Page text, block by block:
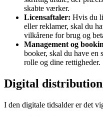
skabte værker.
Licensaftaler: Hvis du
eller reklamer, skal du
vilkårene for brug og
Management og
booker, skal du have en
rolle og dine rettigheder.
Digital distribution
I den digitale tidsalder er det